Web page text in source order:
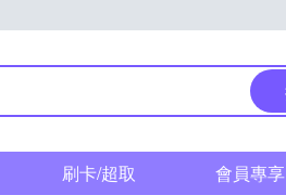
刷卡/超取 會員專享